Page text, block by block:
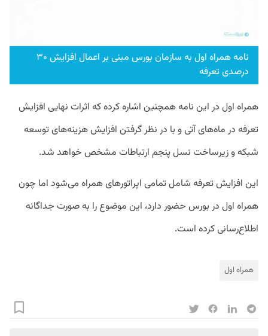
نامه همراه اول به سازمان بورس مبنی بر اعمال افزایش ۳۰
درصدی تعرفه
همراه اول در این نامه همچنین اشاره کرده که اثرات نهایی افزایش
تعرفه در ماه‌های آتی و با در نظر گرفتن افزایش هزینه‌های توسعه
شبکه و زیرساخت نسل پنجم ارتباطات مشخص خواهد شد.
این افزایش تعرفه شامل تمامی اپراتورهای همراه می‌شود اما چون
همراه اول در بورس حضور دارد، این موضوع را به صورت جداگانه
اطلاع‌رسانی کرده است.
همراه اول